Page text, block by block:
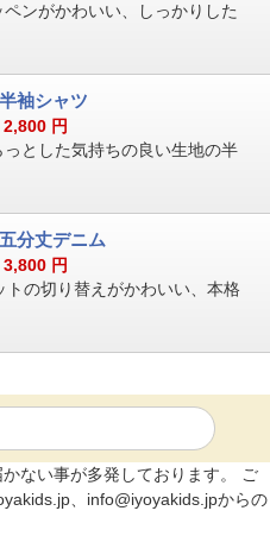
ンがかわいい、しっかりした
袖シャツ
2,800 円
とした気持ちの良い生地の半
分丈デニム
3,800 円
トの切り替えがかわいい、本格
ない事が多発しております。 ご
、info@iyoyakids.jpからの